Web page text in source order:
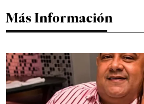
Más Información